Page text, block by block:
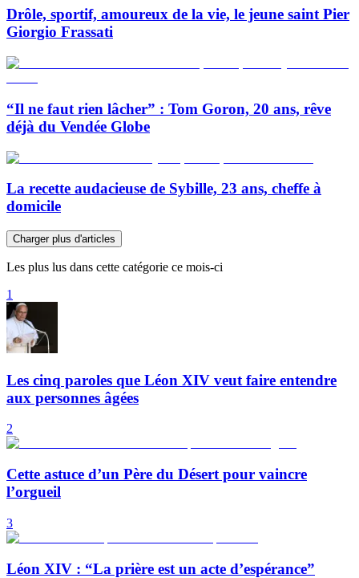
Drôle, sportif, amoureux de la vie, le jeune saint Pier
Giorgio Frassati
“Il ne faut rien lâcher” : Tom Goron, 20 ans, rêve
déjà du Vendée Globe
La recette audacieuse de Sybille, 23 ans, cheffe à
domicile
Charger plus d'articles
Les plus lus dans cette catégorie ce mois-ci
1
Les cinq paroles que Léon XIV veut faire entendre
aux personnes âgées
2
Cette astuce d’un Père du Désert pour vaincre
l’orgueil
3
Léon XIV : “La prière est un acte d’espérance”